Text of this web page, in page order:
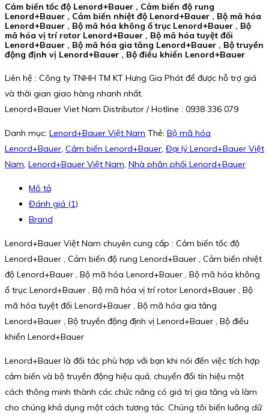
Cảm biến tốc độ Lenord+Bauer , Cảm biến độ rung
Lenord+Bauer , Cảm biến nhiệt độ Lenord+Bauer , Bộ mã hóa
Lenord+Bauer , Bộ mã hóa không ổ trục Lenord+Bauer , Bộ
mã hóa vị trí rotor Lenord+Bauer , Bộ mã hóa tuyệt đối
Lenord+Bauer , Bộ mã hóa gia tăng Lenord+Bauer , Bộ truyền
động định vị Lenord+Bauer , Bộ điều khiển Lenord+Bauer
Liên hệ : Công ty TNHH TM KT Hưng Gia Phát để được hỗ trợ giá
và thời gian giao hàng nhanh nhất.
Lenord+Bauer Viet Nam Distributor / Hotline : 0938 336 079
Danh mục: Lenord+Bauer Việt Nam Thẻ: Bộ mã hóa
Lenord+Bauer, Cảm biến Lenord+Bauer, Đại lý Lenord+Bauer Việt
Nam, Lenord+Bauer Việt Nam, Nhà phân phối Lenord+Bauer
Mô tả
Đánh giá (1)
Brand
Lenord+Bauer Việt Nam chuyên cung cấp : Cảm biến tốc độ
Lenord+Bauer , Cảm biến độ rung Lenord+Bauer , Cảm biến nhiệt
độ Lenord+Bauer , Bộ mã hóa Lenord+Bauer , Bộ mã hóa không
ổ trục Lenord+Bauer , Bộ mã hóa vị trí rotor Lenord+Bauer , Bộ
mã hóa tuyệt đối Lenord+Bauer , Bộ mã hóa gia tăng
Lenord+Bauer , Bộ truyền động định vị Lenord+Bauer , Bộ điều
khiển Lenord+Bauer
Lenord+Bauer là đối tác phù hợp với bạn khi nói đến việc tích hợp
cảm biến và bộ truyền động hiệu quả, chuyển đổi tín hiệu một
cách thông minh thành các chức năng có giá trị gia tăng và làm
cho chúng khả dụng một cách tương tác. Chúng tôi biến luồng dữ